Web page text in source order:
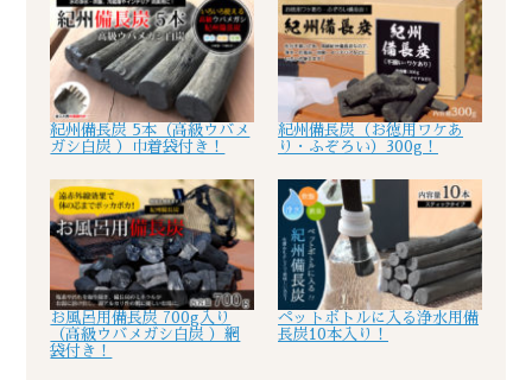
紀州備長炭 5本（高級ウバメ
ガシ白炭 ）巾着袋付き！
紀州備長炭（お徳用ワケあ
り・ふぞろい）300g！
お風呂用備長炭 700g入り
（高級ウバメガシ白炭 ）網
袋付き！
ペットボトルに入る浄水用備
長炭10本入り！